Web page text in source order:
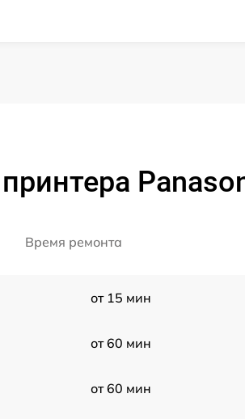
Время ремонта
от 15 мин
от 60 мин
от 60 мин